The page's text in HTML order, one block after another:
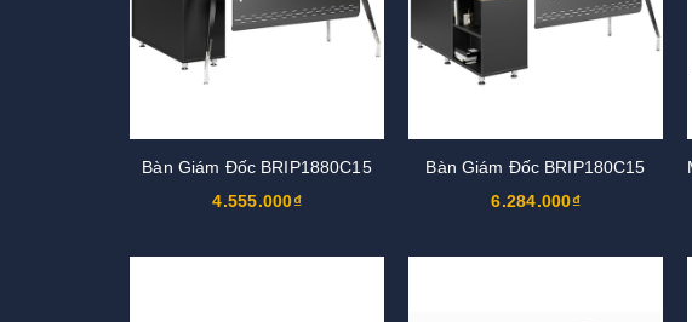
Bàn Giám Đốc BRIP1880C15
4.555.000₫
Bàn Giám Đốc BRIP180C15
6.284.000₫